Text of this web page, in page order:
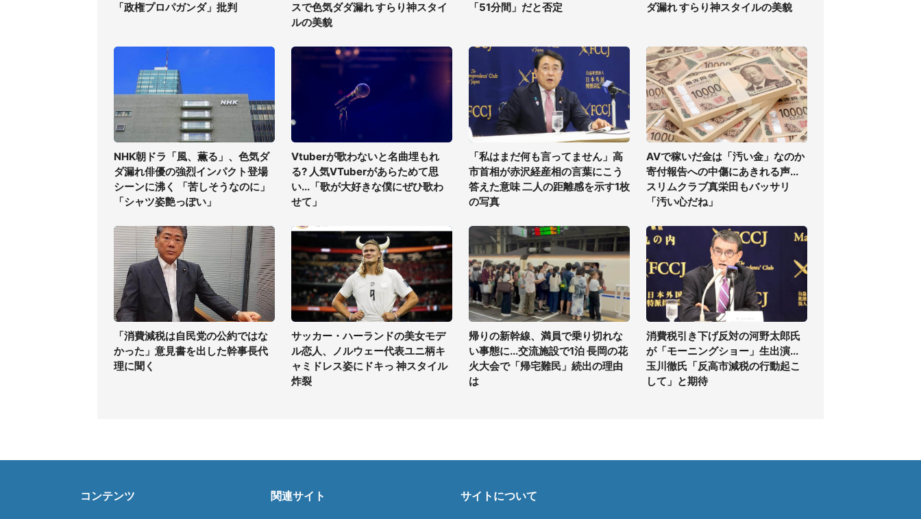
「政権プロパガンダ」批判
スで色気ダダ漏れ すらり神スタイ
ルの美貌
「51分間」だと否定
ダ漏れ すらり神スタイルの美貌
NHK朝ドラ「風、薫る」、色気ダ
ダ漏れ俳優の強烈インパクト登場
シーンに沸く 「苦しそうなのに」
「シャツ姿艶っぽい」
Vtuberが歌わないと名曲埋もれ
る? 人気VTuberがあらためて思
い...「歌が大好きな僕にぜひ歌わ
せて」
「私はまだ何も言ってません」高
市首相が赤沢経産相の言葉にこう
答えた意味 二人の距離感を示す1枚
の写真
AVで稼いだ金は「汚い金」なのか
寄付報告への中傷にあきれる声...
スリムクラブ真栄田もバッサリ
「汚い心だね」
「消費減税は自民党の公約ではな
かった」意見書を出した幹事長代
理に聞く
サッカー・ハーランドの美女モデ
ル恋人、ノルウェー代表ユニ柄キ
ャミドレス姿にドキっ 神スタイル
炸裂
帰りの新幹線、満員で乗り切れな
い事態に...交流施設で1泊 長岡の花
火大会で「帰宅難民」続出の理由
は
消費税引き下げ反対の河野太郎氏
が「モーニングショー」生出演...
玉川徹氏「反高市減税の行動起こ
して」と期待
コンテンツ 関連サイト サイトについて